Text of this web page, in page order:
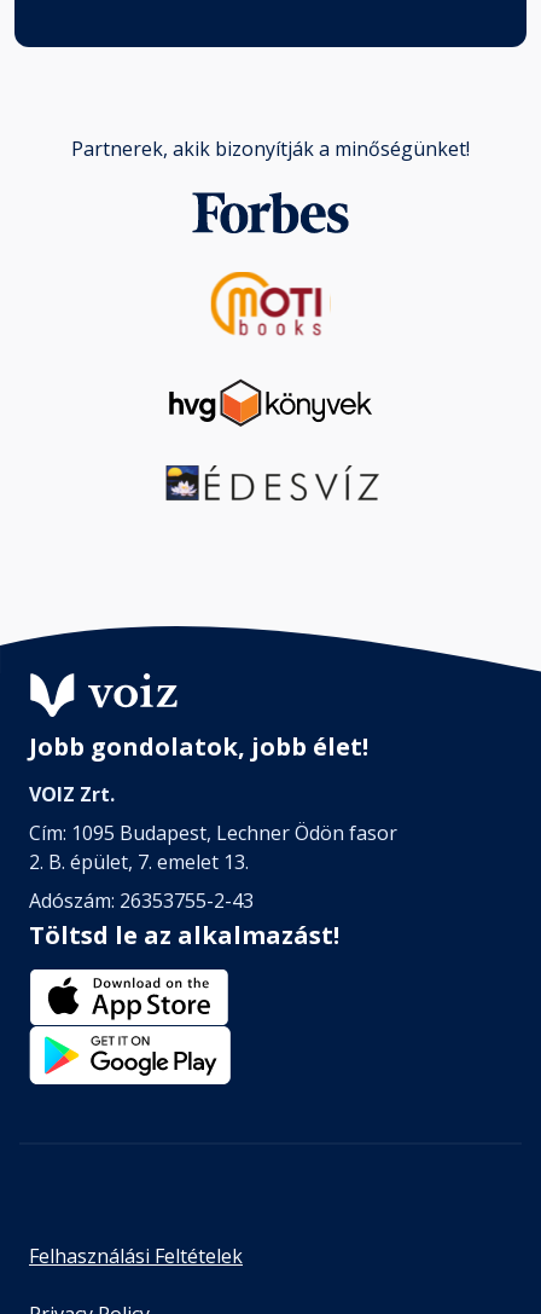
Partnerek, akik bizonyítják a minőségünket!
Jobb gondolatok, jobb élet!
VOIZ Zrt.
Cím: 1095 Budapest, Lechner Ödön fasor
2. B. épület, 7. emelet 13.
Adószám: 26353755-2-43
Töltsd le az alkalmazást!
Felhasználási Feltételek